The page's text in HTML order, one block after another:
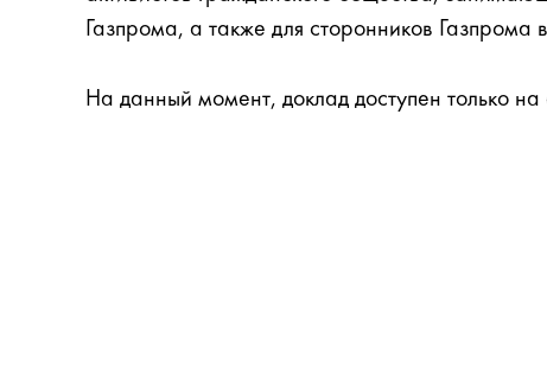
Газпрома, а также для сторонников Газпрома
На данный момент, доклад доступен только на